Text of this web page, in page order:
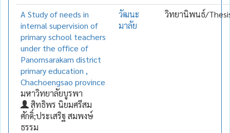
A Study of needs in
internal supervision of
primary school teachers
under the office of
Panomsarakam district
primary education ,
Chachoengsao province
มหาวิทยาลัยบูรพา
สิทธิพร นิยมศรีสม
ศักดิ์;ประเสริฐ สมพงษ์
ธรรม
วัฒนะ
มาลัย
วิทยานิพนธ์/